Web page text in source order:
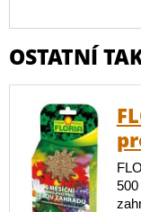
OSTATNÍ